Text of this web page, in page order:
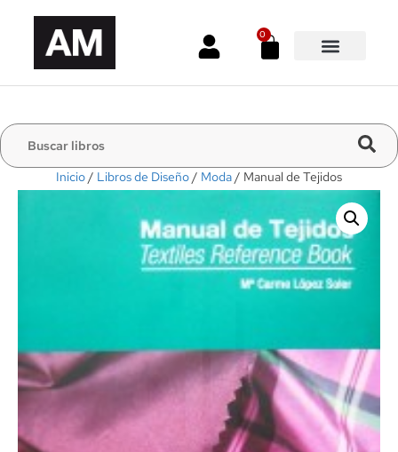
0
Inicio/ Libros de Diseño/ Moda/ Manual de Tejidos